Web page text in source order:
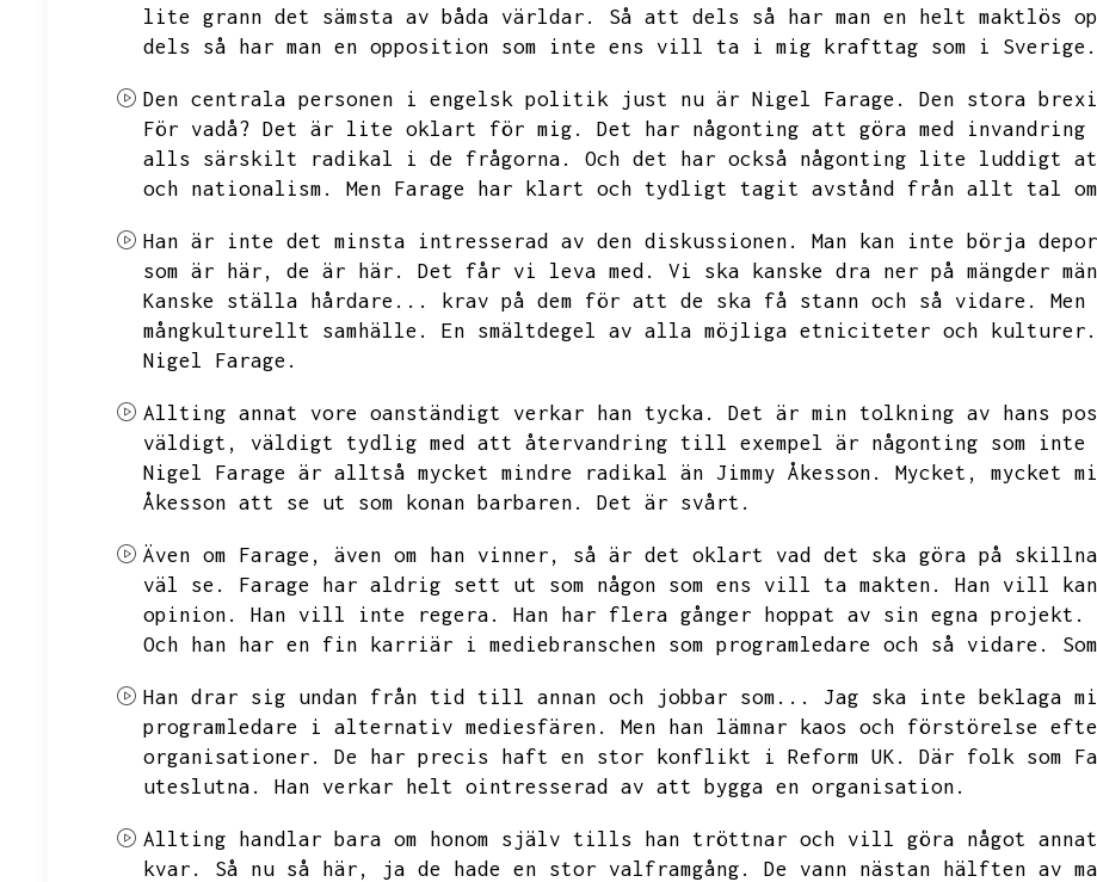
lite grann det sämsta av båda världar.
Så att dels så har man en helt maktlös
dels så har man en opposition som inte ens vill ta i mig krafttag som i Sverige.
Den centrala personen i engelsk politik just nu är Nigel Farage.
Den stora
För vadå? Det är lite oklart för mig. Det har någonting att göra med
alls särskilt radikal i de frågorna.
Och det har också någonting lite luddigt
och nationalism.
Men Farage har klart och tydligt tagit avstånd från allt tal om
Han är inte det minsta intresserad av den diskussionen. Man kan inte börja
som är här,
de är här. Det får vi leva med.
Vi ska kanske dra ner på mängder
Kanske ställa hårdare...
krav på dem för att de ska få stann och så vidare.
mångkulturellt samhälle.
En smältdegel av alla möjliga etniciteter och kulturer.
Nigel Farage.
Allting annat vore oanständigt verkar han tycka.
Det är min tolkning av hans
väldigt,
väldigt tydlig med att återvandring till exempel är någonting som inte
Nigel Farage är alltså mycket mindre radikal än Jimmy Åkesson.
Mycket, mycket
Åkesson att se ut som konan barbaren.
Det är svårt.
Även om Farage, även om han vinner, så är det oklart vad det ska göra på
väl se.
Farage har aldrig sett ut som någon som ens vill ta makten. Han vill
opinion.
Han vill inte regera. Han har flera gånger hoppat av sin egna projekt.
Och han har en fin karriär i mediebranschen som programledare och så vidare.
Han drar sig undan från tid till annan och jobbar som...
Jag ska inte beklaga
programledare i alternativ mediesfären.
Men han lämnar kaos och förstörelse
organisationer.
De har precis haft en stor konflikt i Reform UK.
Där folk som
uteslutna.
Han verkar helt ointresserad av att bygga en organisation.
Allting handlar bara om honom själv tills han tröttnar och vill göra något
kvar.
Så nu så här, ja de hade en stor valframgång.
De vann nästan hälften av